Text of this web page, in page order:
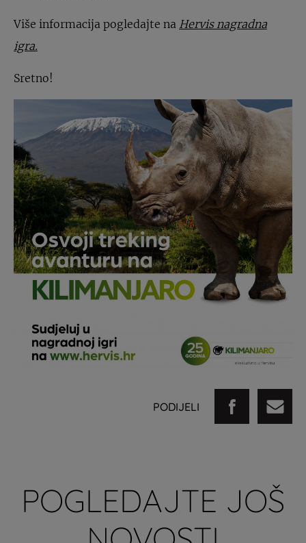
Više informacija pogledajte na Hervis nagradna
igra.
Sretno!
PODIJELI
POGLEDAJTE JOŠ